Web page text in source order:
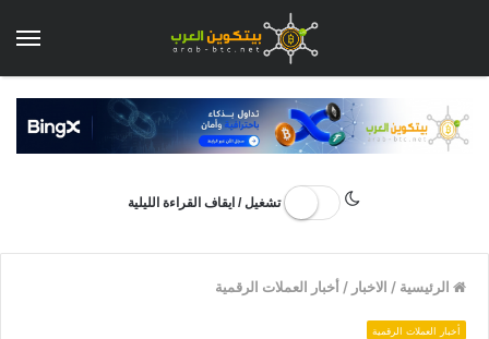
تشغيل / ايقاف القراءة الليلية
الرئيسية / الاخبار /أخبار العملات الرقمية
أخبار العملات الرقمية